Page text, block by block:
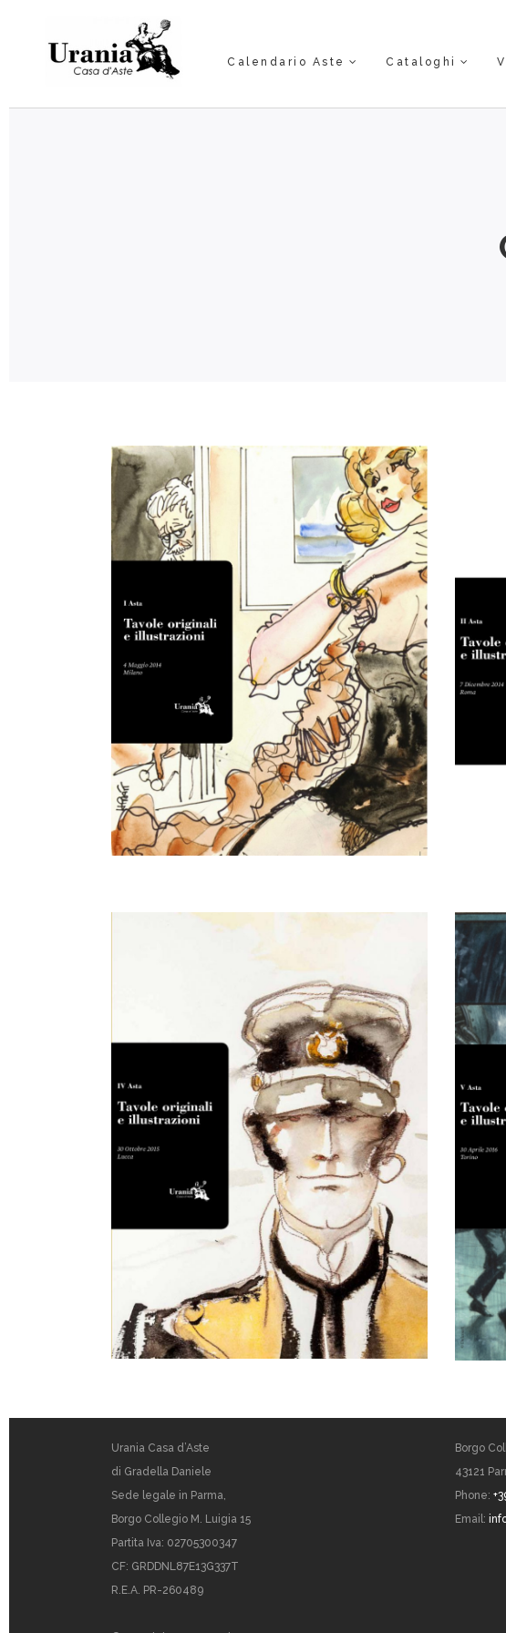
Calendario Aste Cataloghi
Urania Casa d’Aste
di Gradella Daniele
Sede legale in Parma,
Borgo Collegio M. Luigia 15
Partita Iva: 02705300347
CF: GRDDNL87E13G337T
R.E.A. PR-260489
Borgo
43121
Phone:
Email: